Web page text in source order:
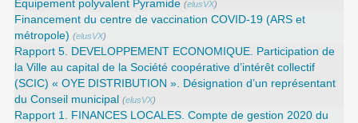
Equipement polyvalent Pyramide (elusVX)
Financement du centre de vaccination COVID-19 (ARS et
métropole) (elusVX)
Rapport 5. DEVELOPPEMENT ECONOMIQUE. Participation de
la Ville au capital de la Société coopérative d’intérêt collectif
(SCIC) « OYE DISTRIBUTION ». Désignation d’un représentant
du Conseil municipal
(elusVX)
Rapport 1. FINANCES LOCALES. Compte de gestion 2020 du